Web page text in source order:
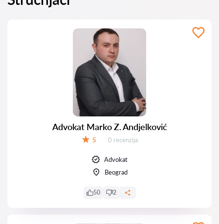
Advokat Marko Z. Andjelković
5 Recenzija:
0 recenzija
Advokat
Beograd
50 2